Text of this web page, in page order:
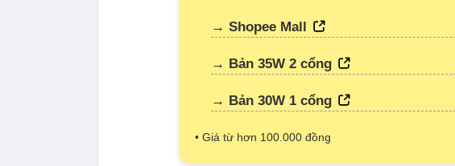
→ Shopee Mall
→ Bản 35W 2 cổng
→ Bản 30W 1 cổng
• Giá từ hơn 100.000 đồng